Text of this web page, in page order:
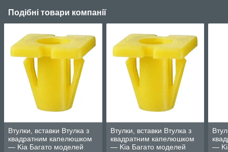
Подібні товари компанії
Втулки, вставки Втулка з
квадратним капелюшком
— Kia Багато моделей
Втулки, вставки Втулка з
квадратним капелюшком
— Kia Багато моделей
—